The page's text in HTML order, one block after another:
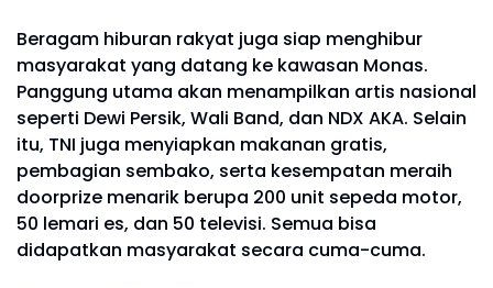
Beragam hiburan rakyat juga siap menghibur
masyarakat yang datang ke kawasan Monas.
Panggung utama akan menampilkan artis nasional
seperti Dewi Persik, Wali Band, dan NDX AKA. Selain
itu, TNI juga menyiapkan makanan gratis,
pembagian sembako, serta kesempatan meraih
doorprize menarik berupa 200 unit sepeda motor,
50 lemari es, dan 50 televisi. Semua bisa
didapatkan masyarakat secara cuma-cuma.